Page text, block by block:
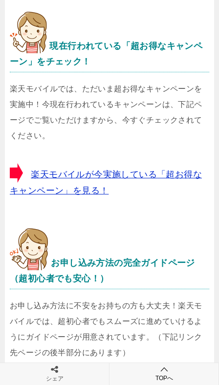
現在行われている「超お得なキャンペ
ーン」をチェック！
楽天モバイルでは、ただいま超お得なキャンペーンを
実施中！今現在行われているキャンペーンは、下記ペ
ージでご覧いただけますから、今すぐチェックされて
ください。
楽天モバイルが今実施している「超お得な
キャンペーン」を見る！
お申し込み方法の完全ガイドページ
（超初心者でも安心！）
お申し込み方法に不安をお持ちの方も大丈夫！楽天モ
バイルでは、超初心者でもスムーズに進めていけるよ
うにガイドページが用意されています。（下記リンク
先ページの後半部分にあります）
シェア TOPへ